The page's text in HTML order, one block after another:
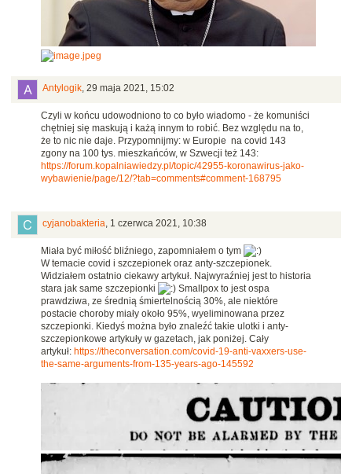
Antylogik, 29 maja 2021, 15:02
Czyli w końcu udowodniono to co było wiadomo - że komuniści
chętniej się maskują i każą innym to robić. Bez względu na to,
że to nic nie daje. Przypomnijmy: w Europie na covid 143
zgony na 100 tys. mieszkańców, w Szwecji też 143:
https://forum.kopalniawiedzy.pl/topic/42955-koronawirus-jako-
wybawienie/page/12/?tab=comments#comment-168795
cyjanobakteria, 1 czerwca 2021, 10:38
Miała być miłość bliźniego, zapomniałem o tym
W temacie covid i szczepionek oraz anty-szczepionek.
Widziałem ostatnio ciekawy artykuł. Najwyraźniej jest to historia
stara jak same szczepionki
Smallpox to jest ospa
prawdziwa, ze średnią śmiertelnością 30%, ale niektóre
postacie choroby miały około 95%, wyeliminowana przez
szczepionki. Kiedyś można było znaleźć takie ulotki i anty-
szczepionkowe artykuły w gazetach, jak poniżej. Cały
artykuł: https://theconversation.com/covid-19-anti-vaxxers-use-
the-same-arguments-from-135-years-ago-145592